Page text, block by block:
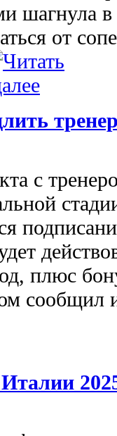
шагнула
от
с
плюс
сообщил